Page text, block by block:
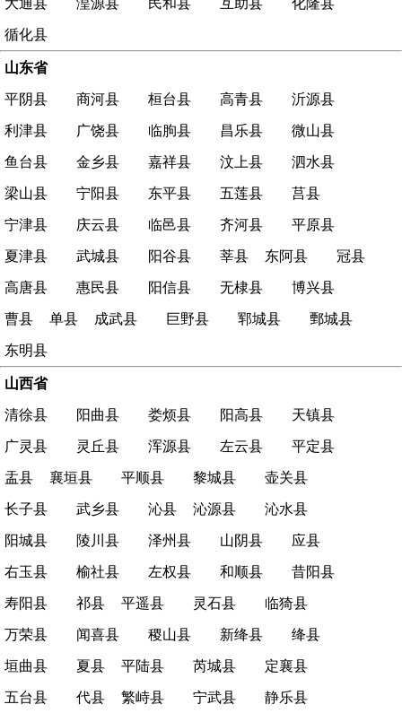
大通县 湟源县 民和县 互助县 化隆县
循化县
山东省
平阴县 商河县 桓台县 高青县 沂源县
利津县 广饶县 临朐县 昌乐县 微山县
鱼台县 金乡县 嘉祥县 汶上县 泗水县
梁山县 宁阳县 东平县 五莲县 莒县
宁津县 庆云县 临邑县 齐河县 平原县
夏津县 武城县 阳谷县 莘县 东阿县 冠县
高唐县 惠民县 阳信县 无棣县 博兴县
曹县 单县 成武县 巨野县 郓城县 鄄城县
东明县
山西省
清徐县 阳曲县 娄烦县 阳高县 天镇县
广灵县 灵丘县 浑源县 左云县 平定县
盂县 襄垣县 平顺县 黎城县 壶关县
长子县 武乡县 沁县 沁源县 沁水县
阳城县 陵川县 泽州县 山阴县 应县
右玉县 榆社县 左权县 和顺县 昔阳县
寿阳县 祁县 平遥县 灵石县 临猗县
万荣县 闻喜县 稷山县 新绛县 绛县
垣曲县 夏县 平陆县 芮城县 定襄县
五台县 代县 繁峙县 宁武县 静乐县